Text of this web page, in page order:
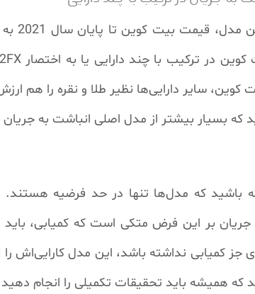
که بسیار بیشتر از مدل اصلی انباشت به
باشید که مدل‌ها تنها در حد فرضیه
جریان بر این فرض متکی است که کمیابی،
جز کمیابی نداشته باشد، این مدل کارایی‌اش
همیشه باید تحقیقات تکمیلی را انجام